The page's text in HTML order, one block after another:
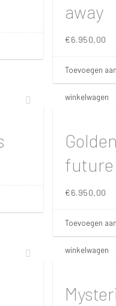
away
€6.950,00
Toevoegen aan
winkelwagen
Golden
future
€6.950,00
Toevoegen aan
winkelwagen